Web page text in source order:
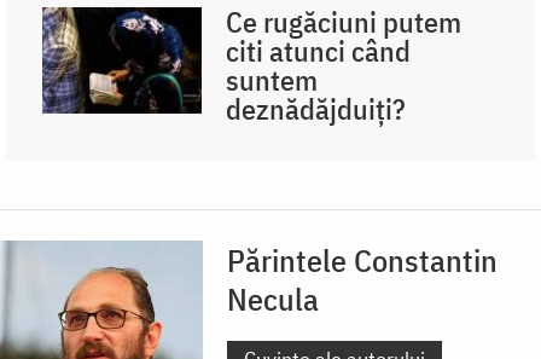
Ce rugăciuni putem
citi atunci când
suntem
deznădăjduiți?
Părintele Constantin
Necula